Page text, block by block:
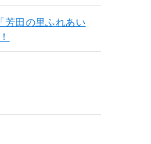
芳田の里ふれあい